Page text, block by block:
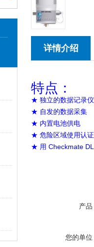
详情介绍
特点：
★ 独立的数据记录仪
★ 自发的数据采集
★ 内置电池供电
★ 危险区域使用认证
★ 用 Checkmate
产品
您的单位